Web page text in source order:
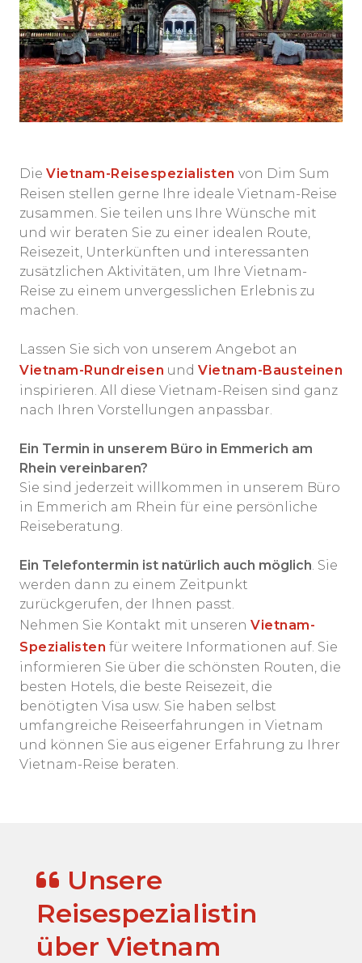
Die Vietnam-Reisespezialisten von Dim Sum
Reisen stellen gerne Ihre ideale Vietnam-Reise
zusammen. Sie teilen uns Ihre Wünsche mit
und wir beraten Sie zu einer idealen Route,
Reisezeit, Unterkünften und interessanten
zusätzlichen Aktivitäten, um Ihre Vietnam-
Reise zu einem unvergesslichen Erlebnis zu
machen.
Lassen Sie sich von unserem Angebot an
Vietnam-Rundreisen und Vietnam-Bausteinen
inspirieren. All diese Vietnam-Reisen sind ganz
nach Ihren Vorstellungen anpassbar.
Ein Termin in unserem Büro in Emmerich am
Rhein vereinbaren?
Sie sind jederzeit willkommen in unserem Büro
in Emmerich am Rhein für eine persönliche
Reiseberatung.
Ein Telefontermin ist natürlich auch möglich . Sie
werden dann zu einem Zeitpunkt
zurückgerufen, der Ihnen passt.
Nehmen Sie Kontakt mit unseren Vietnam-
Spezialisten für weitere Informationen auf. Sie
informieren Sie über die schönsten Routen, die
besten Hotels, die beste Reisezeit, die
benötigten Visa usw. Sie haben selbst
umfangreiche Reiseerfahrungen in Vietnam
und können Sie aus eigener Erfahrung zu Ihrer
Vietnam-Reise beraten.
Unsere
Reisespezialistin
über Vietnam